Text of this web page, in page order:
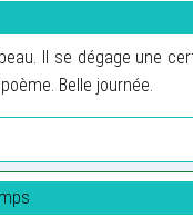
Il se dégage une
Belle journée.